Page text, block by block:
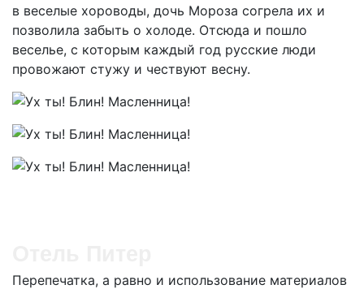
в веселые хороводы, дочь Мороза согрела их и
позволила забыть о холоде. Отсюда и пошло
веселье, с которым каждый год русские люди
провожают стужу и чествуют весну.
Перепечатка, а равно и использование материалов